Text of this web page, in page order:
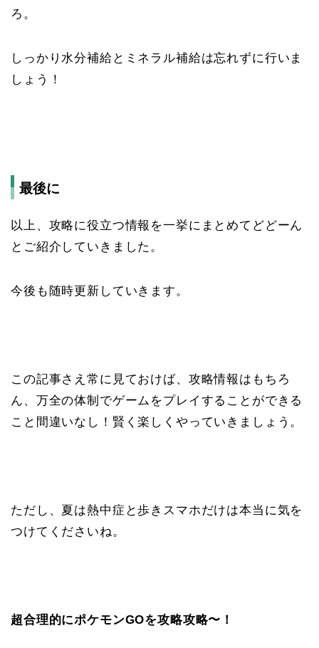
ろ。
しっかり水分補給とミネラル補給は忘れずに行いま
しょう！
最後に
以上、攻略に役立つ情報を一挙にまとめてどどーん
とご紹介していきました。
今後も随時更新していきます。
この記事さえ常に見ておけば、攻略情報はもちろ
ん、万全の体制でゲームをプレイすることができる
こと間違いなし！賢く楽しくやっていきましょう。
ただし、夏は熱中症と歩きスマホだけは本当に気を
つけてくださいね。
超合理的にポケモンGOを攻略攻略〜！